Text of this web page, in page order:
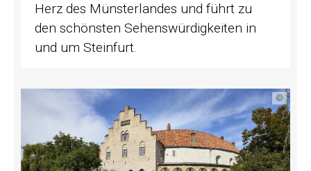
Herz des Münsterlandes und führt zu
den schönsten Sehenswürdigkeiten in
und um Steinfurt.
©